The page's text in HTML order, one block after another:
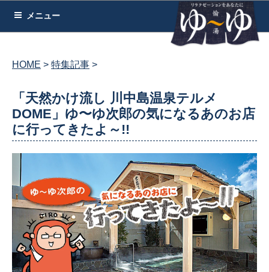
メニュー
HOME 特集記事
「天然かけ流し 川中島温泉テルメ
DOME」ゆ〜ゆ次郎の気になるあのお店
に行ってきたよ～!!